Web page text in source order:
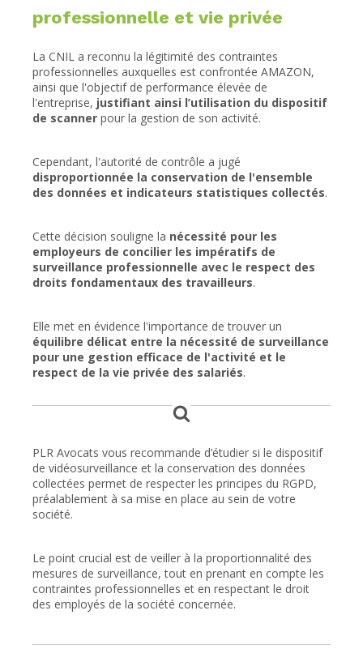
professionnelle et vie privée
La CNIL a reconnu la légitimité des contraintes
professionnelles auxquelles est confrontée AMAZON,
ainsi que l'objectif de performance élevée de
l'entreprise, justifiant ainsi l’utilisation du dispositif
de scanner pour la gestion de son activité.
Cependant, l'autorité de contrôle a jugé
disproportionnée la conservation de l'ensemble
des données et indicateurs statistiques collectés.
Cette décision souligne la nécessité pour les
employeurs de concilier les impératifs de
surveillance professionnelle avec le respect des
droits fondamentaux des travailleurs.
Elle met en évidence l'importance de trouver un
équilibre délicat entre la nécessité de surveillance
pour une gestion efficace de l'activité et le
respect de la vie privée des salariés.
PLR Avocats vous recommande d’étudier si le dispositif
de vidéosurveillance et la conservation des données
collectées permet de respecter les principes du RGPD,
préalablement à sa mise en place au sein de votre
société.
Le point crucial est de veiller à la proportionnalité des
mesures de surveillance, tout en prenant en compte les
contraintes professionnelles et en respectant le droit
des employés de la société concernée.